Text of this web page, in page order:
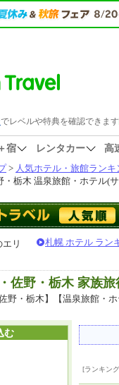
宿 レンタカー 高
> 人気ホテル・旅館ランキ
・栃木 温泉旅館・ホテル(
エリ
札幌 ホテル ラン
佐野・栃木 家族
野・栃木】【温泉旅館・
[ランキン
む